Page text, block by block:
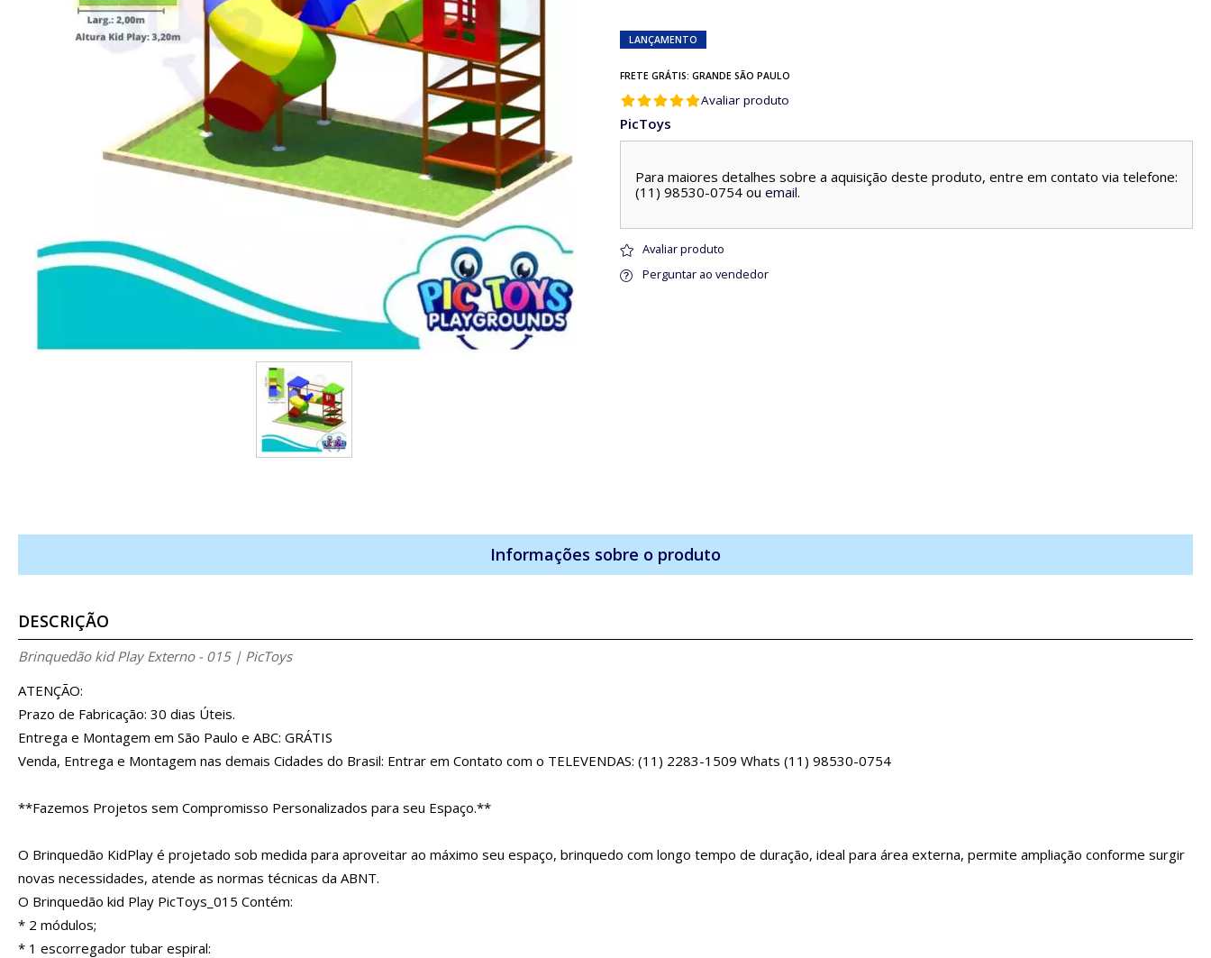
LANÇAMENTO
FRETE GRÁTIS: GRANDE SÃO PAULO
Avaliar produto
PicToys
Para maiores detalhes sobre a aquisição deste produto, entre em contato via telefone:
(11) 98530-0754 ou email.
Avaliar produto
Perguntar ao vendedor
Informações sobre o produto
DESCRIÇÃO
Brinquedão kid Play Externo - 015 | PicToys
ATENÇÃO:
Prazo de Fabricação: 30 dias Úteis.
Entrega e Montagem em São Paulo e ABC: GRÁTIS
Venda, Entrega e Montagem nas demais Cidades do Brasil: Entrar em Contato com o TELEVENDAS: (11) 2283-1509 Whats (11) 98530-0754
**Fazemos Projetos sem Compromisso Personalizados para seu Espaço.**
O Brinquedão KidPlay é projetado sob medida para aproveitar ao máximo seu espaço, brinquedo com longo tempo de duração, ideal para área externa, permite ampliação conforme surgir
novas necessidades, atende as normas técnicas da ABNT.
O Brinquedão kid Play PicToys_015 Contém:
* 2 módulos;
* 1 escorregador tubar espiral: